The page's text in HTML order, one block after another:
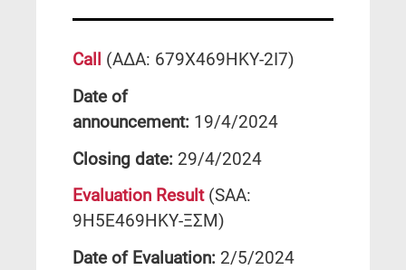
Call (ΑΔΑ: 679Χ469ΗΚΥ-2Ι7)
Date of
announcement: 19/4/2024
Closing date: 29/4/2024
Evaluation Result(SAA:
9Η5Ε469ΗΚΥ-ΞΣΜ)
Date of Evaluation: 2/5/2024